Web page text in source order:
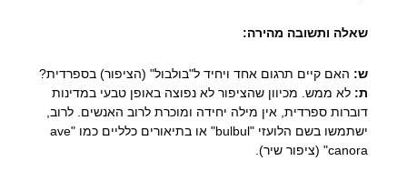
שאלה ותשובה מהירה:
ש: האם קיים תרגום אחד ויחיד ל"בולבול" (הציפור) בספרדית?
ת: לא ממש. מכיוון שהציפור לא נפוצה באופן טבעי במדינות
דוברות ספרדית, אין מילה יחידה ומוכרת לרוב האנשים. לרוב,
ישתמשו בשם הלועזי "bulbul" או בתיאורים כלליים כמו "ave
canora" (ציפור שיר).